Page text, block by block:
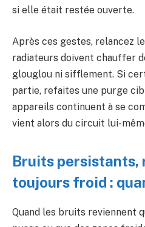
si elle était restée ouverte.
Après ces gestes, relancez
radiateurs doivent chauffer
glouglou ni sifflement. Si
partie, refaites une purge
appareils continuent à se
vient alors du circuit lui-
Bruits persistants,
toujours froid :
Quand les bruits reviennent